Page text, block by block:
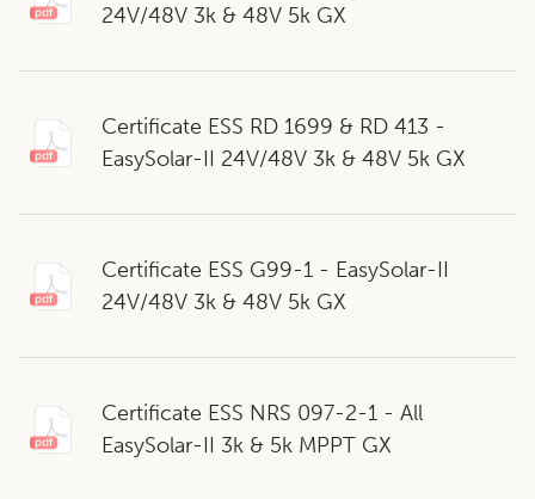
24V/48V 3k & 48V 5k GX
Certificate ESS RD 1699 & RD 413 -
EasySolar-II 24V/48V 3k & 48V 5k GX
Certificate ESS G99-1 - EasySolar-II
24V/48V 3k & 48V 5k GX
Certificate ESS NRS 097-2-1 - All
EasySolar-II 3k & 5k MPPT GX